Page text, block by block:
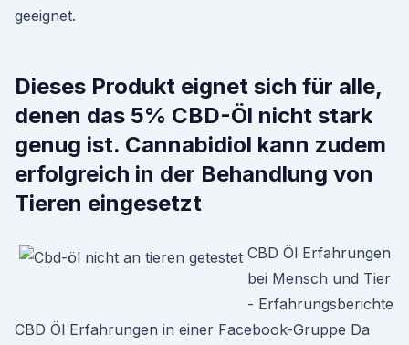
geeignet.
Dieses Produkt eignet sich für alle,
denen das 5% CBD-Öl nicht stark
genug ist. Cannabidiol kann zudem
erfolgreich in der Behandlung von
Tieren eingesetzt
CBD Öl Erfahrungen
bei Mensch und Tier
- Erfahrungsberichte
CBD Öl Erfahrungen in einer Facebook-Gruppe Da